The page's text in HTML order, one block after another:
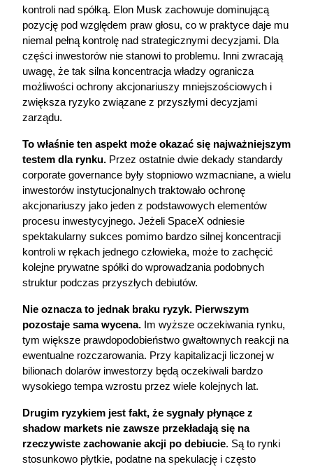
kontroli nad spółką. Elon Musk zachowuje dominującą
pozycję pod względem praw głosu, co w praktyce daje mu
niemal pełną kontrolę nad strategicznymi decyzjami. Dla
części inwestorów nie stanowi to problemu. Inni zwracają
uwagę, że tak silna koncentracja władzy ogranicza
możliwości ochrony akcjonariuszy mniejszościowych i
zwiększa ryzyko związane z przyszłymi decyzjami
zarządu.
To właśnie ten aspekt może okazać się najważniejszym
testem dla rynku. Przez ostatnie dwie dekady standardy
corporate governance były stopniowo wzmacniane, a wielu
inwestorów instytucjonalnych traktowało ochronę
akcjonariuszy jako jeden z podstawowych elementów
procesu inwestycyjnego. Jeżeli SpaceX odniesie
spektakularny sukces pomimo bardzo silnej koncentracji
kontroli w rękach jednego człowieka, może to zachęcić
kolejne prywatne spółki do wprowadzania podobnych
struktur podczas przyszłych debiutów.
Nie oznacza to jednak braku ryzyk. Pierwszym
pozostaje sama wycena. Im wyższe oczekiwania rynku,
tym większe prawdopodobieństwo gwałtownych reakcji na
ewentualne rozczarowania. Przy kapitalizacji liczonej w
bilionach dolarów inwestorzy będą oczekiwali bardzo
wysokiego tempa wzrostu przez wiele kolejnych lat.
Drugim ryzykiem jest fakt, że sygnały płynące z
shadow markets nie zawsze przekładają się na
rzeczywiste zachowanie akcji po debiucie. Są to rynki
stosunkowo płytkie, podatne na spekulację i często